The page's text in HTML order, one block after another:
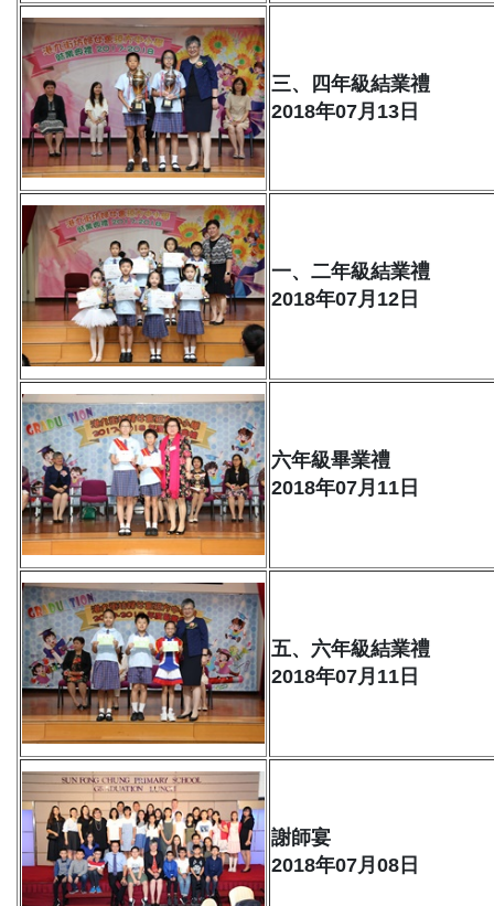
三、四年級結業禮
2018年07月13日
一、二年級結業禮
2018年07月12日
六年級畢業禮
2018年07月11日
五、六年級結業禮
2018年07月11日
謝師宴
2018年07月08日